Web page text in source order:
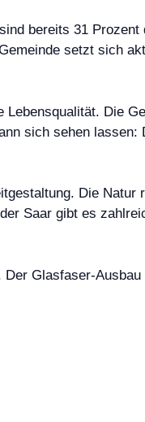
bereits 31
setzt sich
Die
sich sehen
Die Natur
Saar gibt es
Glasfaser-